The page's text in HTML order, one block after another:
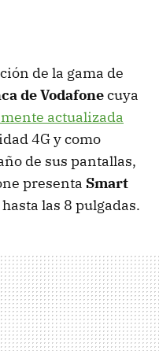
de la gama de
de Vodafonecuya
actualizada
4G y como
de sus pantallas,
presenta Smart
las 8 pulgadas.